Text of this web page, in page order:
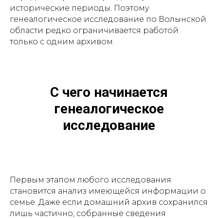
исторические периоды. Поэтому
генеалогическое исследование по Волынской
области редко ограничивается работой
только с одним архивом.
С чего начинается
генеалогическое
исследование
Первым этапом любого исследования
становится анализ имеющейся информации о
семье. Даже если домашний архив сохранился
лишь частично, собранные сведения